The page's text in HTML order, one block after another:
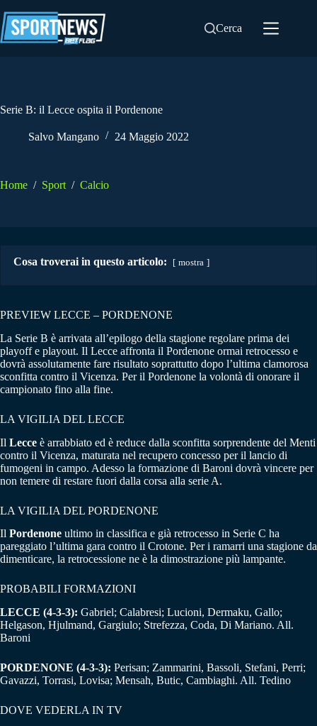
al
contenuto
Cerca
Serie B: il Lecce ospita il Pordenone
Salvo Mangano 24 Maggio 2022
Home / Sport / Calcio
Cosa troverai in questo articolo: mostra
PREVIEW LECCE – PORDENONE
La Serie B è arrivata all’epilogo della stagione regolare prima dei
playoff e playout. Il Lecce affronta il Pordenone ormai retrocesso e
dovrà assolutamente fare risultato soprattutto dopo l’ultima clamorosa
sconfitta contro il Vicenza. Per il Pordenone la volontà di onorare il
campionato fino alla fine.
LA VIGILIA DEL LECCE
Il Lecce è arrabbiato ed è reduce dalla sconfitta sorprendente del Menti
contro il Vicenza, maturata nel recupero concesso per il lancio di
fumogeni in campo. Adesso la formazione di Baroni dovrà vincere per
non temere di restare fuori dalla corsa alla serie A.
LA VIGILIA DEL PORDENONE
Il Pordenone ultimo in classifica e già retrocesso in Serie C ha
pareggiato l’ultima gara contro il Crotone. Per i ramarri una stagione da
dimenticare, la retrocessione ne è la dimostrazione più lampante.
PROBABILI FORMAZIONI
LECCE (4-3-3): Gabriel; Calabresi; Lucioni, Dermaku, Gallo;
Helgason, Hjulmand, Gargiulo; Strefezza, Coda, Di Mariano. All.
Baroni
PORDENONE (4-3-3): Perisan; Zammarini, Bassoli, Stefani, Perri;
Gavazzi, Torrasi, Lovisa; Mensah, Butic, Cambiaghi. All. Tedino
DOVE VEDERLA IN TV